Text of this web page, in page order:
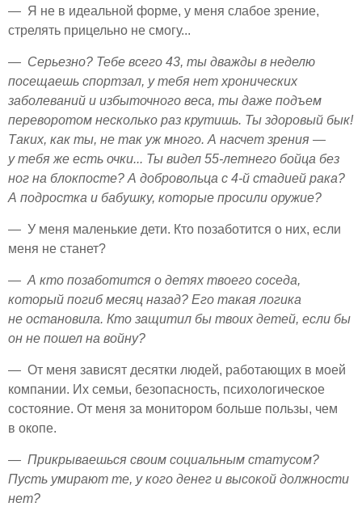
— Я не в идеальной форме, у меня слабое зрение,
стрелять прицельно не смогу...
— Серьезно? Тебе всего 43, ты дважды в неделю
посещаешь спортзал, у тебя нет хронических
заболеваний и избыточного веса, ты даже подъем
переворотом несколько раз крутишь. Ты здоровый бык!
Таких, как ты, не так уж много. А насчет зрения —
у тебя же есть очки... Ты видел 55-летнего бойца без
ног на блокпосте? А добровольца с 4-й стадией рака?
А подростка и бабушку, которые просили оружие?
— У меня маленькие дети. Кто позаботится о них, если
меня не станет?
— А кто позаботится о детях твоего соседа,
который погиб месяц назад? Его такая логика
не остановила. Кто защитил бы твоих детей, если бы
он не пошел на войну?
— От меня зависят десятки людей, работающих в моей
компании. Их семьи, безопасность, психологическое
состояние. От меня за монитором больше пользы, чем
в окопе.
— Прикрываешься своим социальным статусом?
Пусть умирают те, у кого денег и высокой должности
нет?